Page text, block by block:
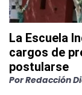
La Escuela
cargos de
postularse
PorRedacción